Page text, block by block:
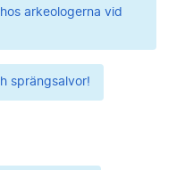
arkeologerna vid
sprängsalvor!